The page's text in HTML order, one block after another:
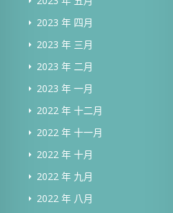
2023 年 四月
2023 年 三月
2023 年 二月
2023 年 一月
2022 年 十二月
2022 年 十一月
2022 年 十月
2022 年 九月
2022 年 八月